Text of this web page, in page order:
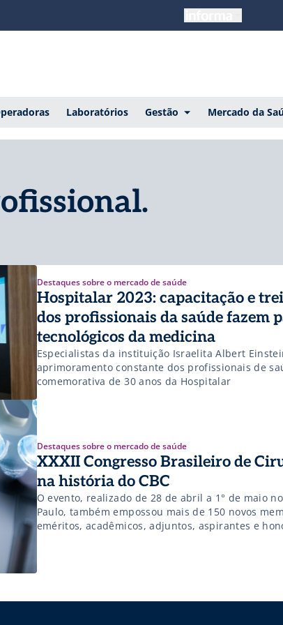
Laboratórios Gestão Mercado da
Destaques sobre o mercado de saúde
Hospitalar 2023: capacitação e
dos profissionais da saúde fazem
tecnológicos da medicina
Especialistas da instituição Israelita Albert
aprimoramento constante dos profissionais de
comemorativa de 30 anos da Hospitalar
Destaques sobre o mercado de saúde
XXXII Congresso Brasileiro de
na história do CBC
O evento, realizado de 28 de abril a 1° de maio
Paulo, também empossou mais de 150 novos
eméritos, acadêmicos, adjuntos, aspirantes e